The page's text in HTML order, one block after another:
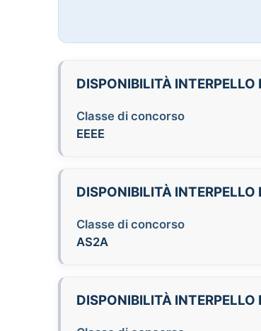
DISPONIBILITÀ INTERPELLO
Classe di concorso
EEEE
DISPONIBILITÀ
Classe di concorso
AS2A
DISPONIBILITÀ